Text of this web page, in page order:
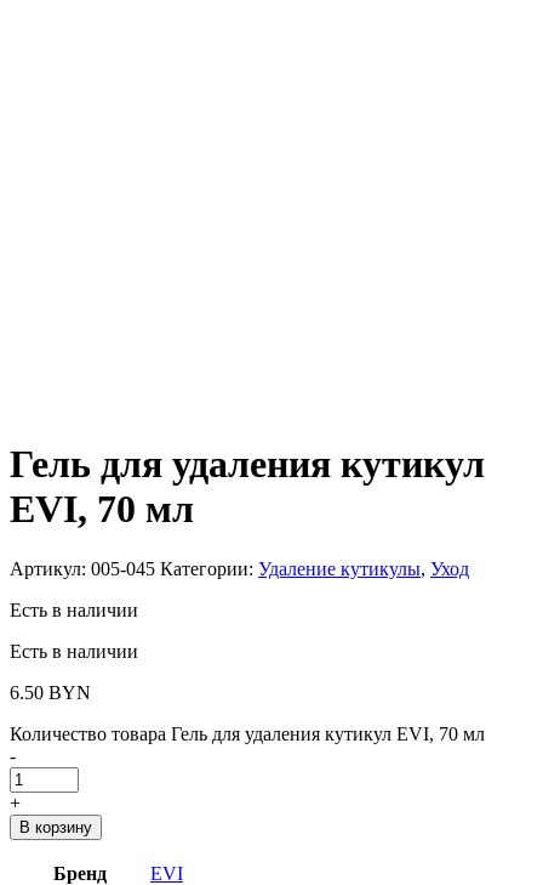
Гель для удаления кутикул
EVI, 70 мл
Артикул: 005-045 Категории: Удаление кутикулы, Уход
Есть в наличии
Есть в наличии
6.50 BYN
Количество товара Гель для удаления кутикул EVI, 70 мл
-
+
В корзину
Бренд EVI